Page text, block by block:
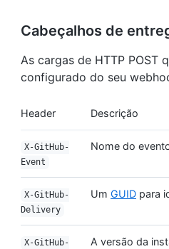
Cabeçalhos de
As cargas de HTTP POST
configurado do seu
Header Descrição
X-GitHub-
Event
Nome do
X-GitHub-
Delivery
Um GUID para
X-GitHub-
A versão da